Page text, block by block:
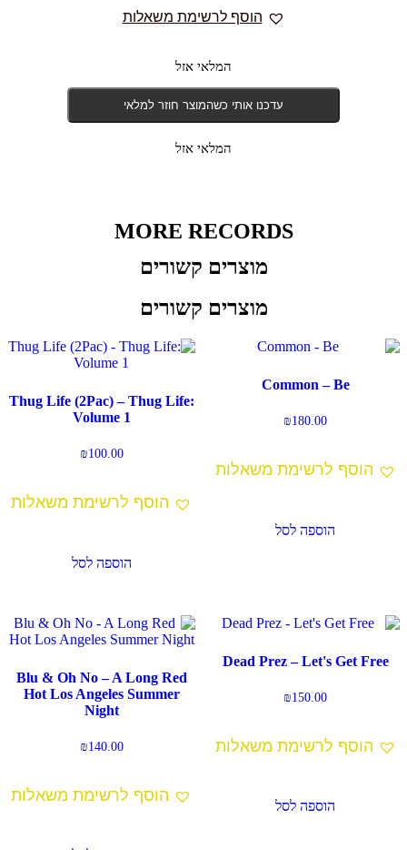
הוסף לרשימת משאלות
המלאי אזל
עדכנו אותי כשהמוצר חוזר למלאי
המלאי אזל
MORE RECORDS
מוצרים קשורים
מוצרים קשורים
Common – Be
₪180.00
הוסף לרשימת משאלות
הוספה לסל
Thug Life (2Pac) – Thug Life:
Volume 1
₪100.00
הוסף לרשימת משאלות
הוספה לסל
Dead Prez – Let's Get Free
₪150.00
הוסף לרשימת משאלות
הוספה לסל
Blu & Oh No – A Long Red
Hot Los Angeles Summer
Night
₪140.00
הוסף לרשימת משאלות